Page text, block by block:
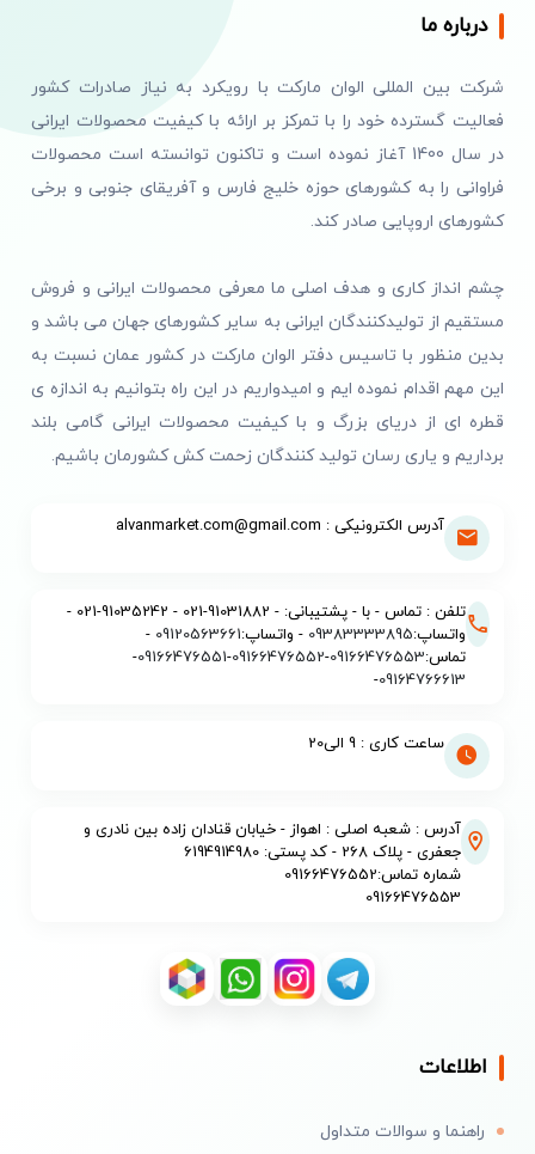
درباره ما
شرکت بین المللی الوان مارکت با رویکرد به نیاز صادرات کشور
فعالیت گسترده خود را با تمرکز بر ارائه با کیفیت محصولات ایرانی
در سال 1400 آغاز نموده است و تاکنون توانسته است محصولات
فراوانی را به کشورهای حوزه خلیج فارس و آفریقای جنوبی و برخی
کشورهای اروپایی صادر کند.
چشم انداز کاری و هدف اصلی ما معرفی محصولات ایرانی و فروش
مستقیم از تولیدکنندگان ایرانی به سایر کشورهای جهان می باشد و
بدین منظور با تاسیس دفتر الوان مارکت در کشور عمان نسبت به
این مهم اقدام نموده ایم و امیدواریم در این راه بتوانیم به اندازه ی
قطره ای از دریای بزرگ و با کیفیت محصولات ایرانی گامی بلند
برداریم و یاری رسان تولید کنندگان زحمت کش کشورمان باشیم.
آدرس الکترونیکی : alvanmarket.com@gmail.com
تلفن : تماس - با - پشتیبانی: - 91031882-021 - 91035242-021 -
واتساپ:09383333895 - واتساپ:09120563661
-
تماس:09166476553
-
09166476552
-
09166476551
-
09164766613
-
ساعت کاری : 9 الی20
آدرس : شعبه اصلی : اهواز - خیابان قنادان زاده بین نادری و
جعفری - پلاک 268 - کد پستی: 6194914980
شماره تماس:09166476552
09166476553
اطلاعات
راهنما و سوالات متداول